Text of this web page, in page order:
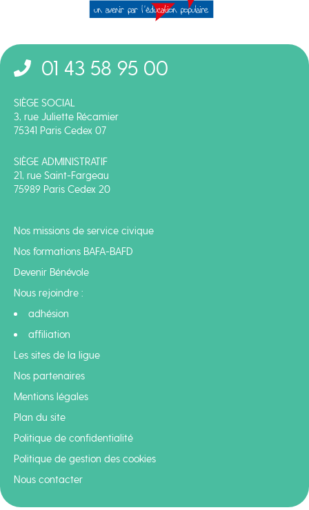
01 43 58 95 00
SIÈGE SOCIAL
3, rue Juliette Récamier
75341 Paris Cedex 07
SIÈGE ADMINISTRATIF
21, rue Saint-Fargeau
75989 Paris Cedex 20
Nos missions de service civique
Nos formations BAFA-BAFD
Devenir Bénévole
Nous rejoindre :
adhésion
affiliation
Les sites de la ligue
Nos partenaires
Mentions légales
Plan du site
Politique de confidentialité
Politique de gestion des cookies
Nous contacter